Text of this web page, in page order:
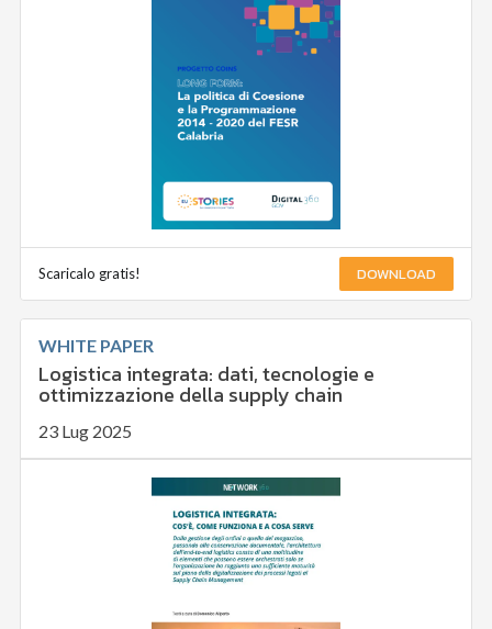
Scaricalo gratis! DOWNLOAD
WHITE PAPER
Logistica integrata: dati, tecnologie e
ottimizzazione della supply chain
23 Lug 2025